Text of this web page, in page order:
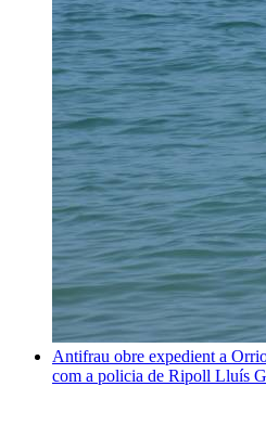
Antifrau obre expedient a
com a policia de Ripoll Lluís